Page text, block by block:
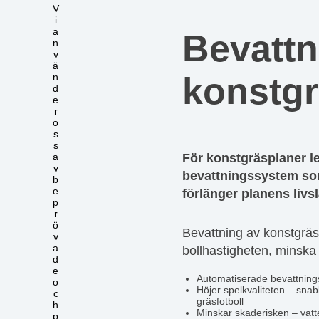
V
i
a
n
v
ä
n
d
e
r
o
s
s
a
v
b
e
p
r
ö
v
a
d
e
o
c
h
p
För konstgräsplaner
bevattningssystem
förlänger planens
Bevattning av
bollhastigheten,
Automatiserade
Höjer spelkvaliteten –
gräsfotboll
Minskar skaderisken –